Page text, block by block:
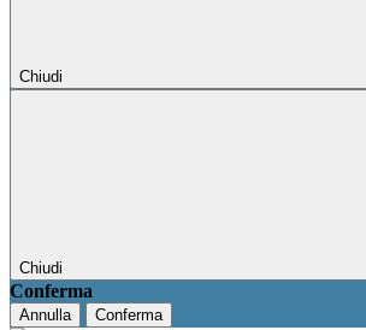
Chiudi
Chiudi
Conferma
Annulla Conferma